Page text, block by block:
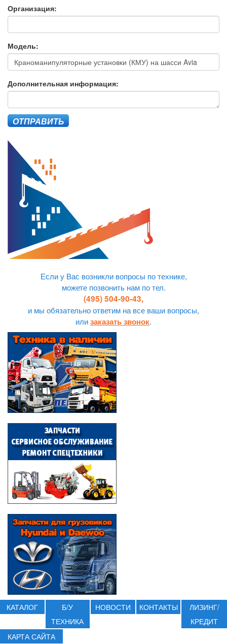
Организация:
Модель:
Дополнительная информация:
ОТПРАВИТЬ
Если у Вас возникли вопросы по технике,
можете позвонить нам по тел.
(495) 504-90-43,
и мы обязательно ответим на все ваши вопросы,
илизаказать звонок.
КАТАЛОГ
Б/У
ТЕХНИКА
НОВОСТИ КОНТАКТЫ
ЛИЗИНГ/
КРЕДИТ
КАРТА САЙТА